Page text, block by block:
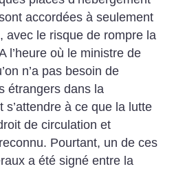
accordées à seulement
avec le risque de rompre la
l’heure où le ministre de
n’a pas besoin de
étrangers dans la
s’attendre à ce que la lutte
de circulation et
Pourtant, un de ces
a été signé entre la